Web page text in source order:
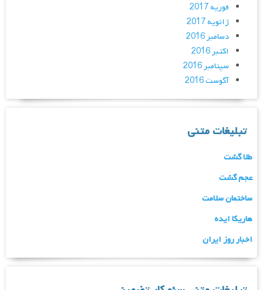
فوریه 2017
ژانویه 2017
دسامبر 2016
اکتبر 2016
سپتامبر 2016
آگوست 2016
تبلیغات متنی
طلا گشت
عجم گشت
ساختمان سلامت
هاریکا ایده
اخبار روز ایران